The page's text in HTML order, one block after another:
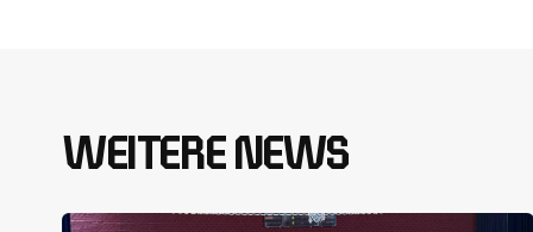
WEITERE NEWS